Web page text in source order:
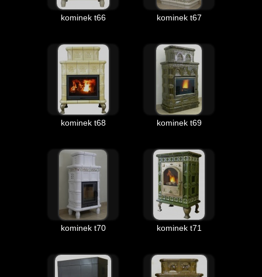
kominek t66 kominek t67
kominek t68 kominek t69
kominek t70 kominek t71